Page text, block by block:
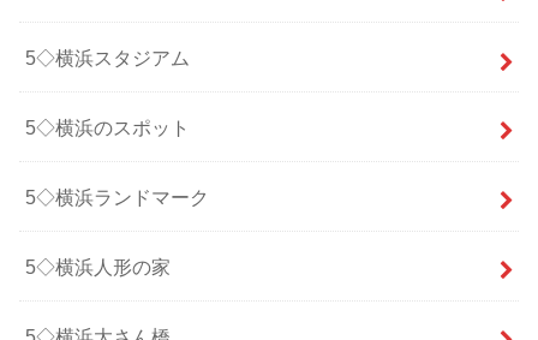
5◇横浜スタジアム
5◇横浜のスポット
5◇横浜ランドマーク
5◇横浜人形の家